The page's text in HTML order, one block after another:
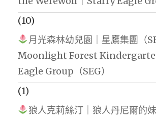
(10)
月光森林幼兒園｜星鷹集團（
Moonlight Forest
Eagle Group（SEG）
(1)
狼人克莉絲汀｜狼人丹尼爾的